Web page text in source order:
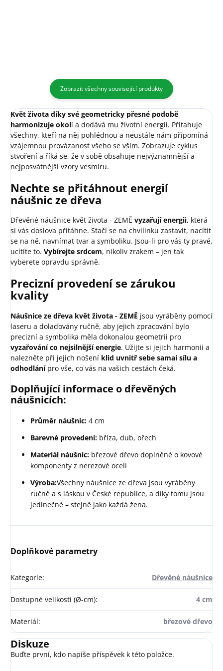
Zobrazit všechny související produkty
Květ života díky své geometricky přesné podobě
harmonizuje okolí a dodává mu životní energii. Přitahuje
všechny, kteří na něj pohlédnou a neustále nám připomíná
vzájemnou provázanost všeho se vším. Zobrazuje cyklus
stvoření a říká se, že v sobě obsahuje nejvýznamnější a
nejposvátnější vzory vesmíru.
Nechte se přitáhnout energií
náušnic ze dřeva
Dřevěné náušnice květ života - ZEMĚ vyzařují energii, která
si vás doslova přitáhne. Stačí se na chvilinku zastavit, nacítit
se na ně, navnímat tvar a symboliku. Jsou-li pro vás ty pravé,
ucítíte to. Vybírejte srdcem, nikoliv zrakem – jen tak
vyberete opravdu správně.
Precizní provedení se zárukou
kvality
Náušnice ze dřeva květ života - ZEMĚ jsou vyráběny pomocí
laseru a dolaďovány ručně, aby jejich zpracování bylo
precizní a symbolika měla dokonalou geometrii pro
vyzařování co nejsilnější energie. Užijte si jejich harmonii a
nalezněte při jejich nošení klid uvnitř sebe samai sílu a
odhodlánípro vše, co vás na vašich cestách čeká.
Doplňující informace o dřevěných
náušnicích:
Průměr náušnic: 4 cm
Barevné provedení: bříza, dub, ořech
Materiál náušnic: březové dřevo doplněné o kovové
komponenty z nerezové oceli
Výroba:Všechny náušnice ze dřeva jsou vyráběny
ručně a s láskou v České republice, a díky tomu jsou
jedinečné – stejně jako každá žena.
Doplňkové parametry
Kategorie: Dřevěné náušnice
Dostupné velikosti (Ø-cm): 4 cm
Materiál: březové dřevo
Diskuze
Buďte první, kdo napíše příspěvek k této položce.